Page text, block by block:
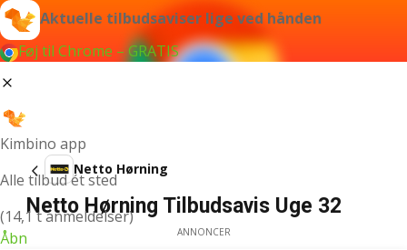
Aktuelle tilbudsaviser lige ved hånden
Føj til Chrome – GRATIS
Kimbino app
Alle tilbud ét sted
(14,1 t anmeldelser)
Åbn
Netto Hørning
Netto Hørning Tilbudsavis Uge 32
ANNONCER